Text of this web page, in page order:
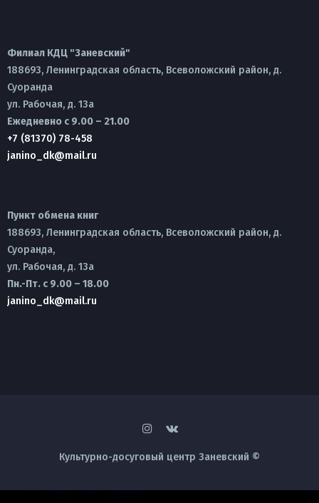
Филиал КДЦ "Заневский"
188693, Ленинградская область, Всеволожский район, д.
Суоранда
ул. Рабочая, д. 13а
Ежедневно с 9.00 – 21.00
+7 (81370) 78-458
janino_dk@mail.ru
Пункт обмена книг
188693, Ленинградская область, Всеволожский район, д.
Суоранда,
ул. Рабочая, д. 13а
Пн.-Пт. с 9.00 – 18.00
janino_dk@mail.ru
Культурно-досуговый центр Заневский ©